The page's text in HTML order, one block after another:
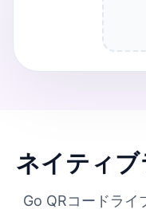
ネイティ
Go QRコードライ